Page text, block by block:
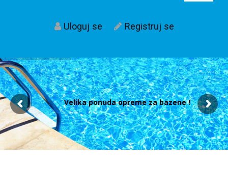
Uloguj se Registruj se
Velika ponuda opreme za bazene !